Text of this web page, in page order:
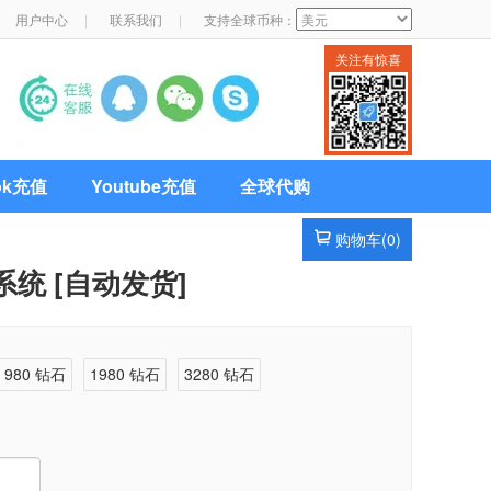
用户中心 | 联系我们 | 支持全球币种：
关注有惊喜
充值 Youtube充值 全球代购
购物车(0)
统 [自动发货]
980 钻石 1980 钻石 3280 钻石